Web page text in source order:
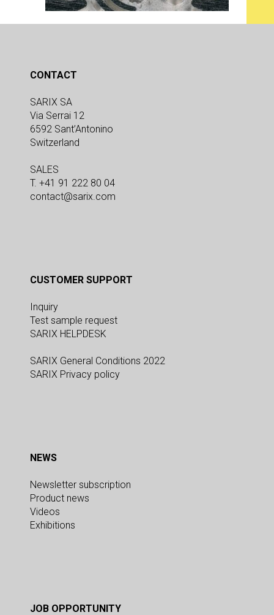
CONTACT
SARIX SA
Via Serrai 12
6592 Sant’Antonino
Switzerland
SALES
T. +41 91 222 80 04
contact@sarix.com
CUSTOMER SUPPORT
Inquiry
Test sample request
SARIX HELPDESK
SARIX General Conditions 2022
SARIX Privacy policy
NEWS
Newsletter subscription
Product news
Videos
Exhibitions
JOB OPPORTUNITY